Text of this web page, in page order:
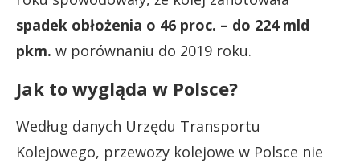
spadek obłożenia o 46 proc. – do 224 mld
pkm. w porównaniu do 2019 roku.
Jak to wygląda w Polsce?
Według danych Urzędu Transportu
Kolejowego, przewozy kolejowe w Polsce nie